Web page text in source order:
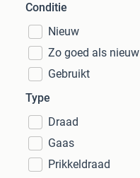
Conditie
Nieuw
Zo goed als nieuw
Gebruikt
Type
Draad
Gaas
Prikkeldraad